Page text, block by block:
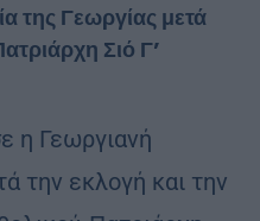
της Γεωργίας μετά
Σιό Γ’
η Γεωργιανή
την εκλογή και την